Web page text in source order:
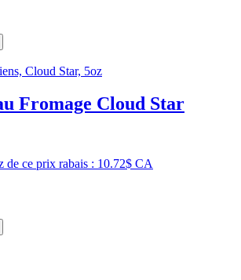
Fromage Cloud Star
de ce prix rabais : 10.72$ CA